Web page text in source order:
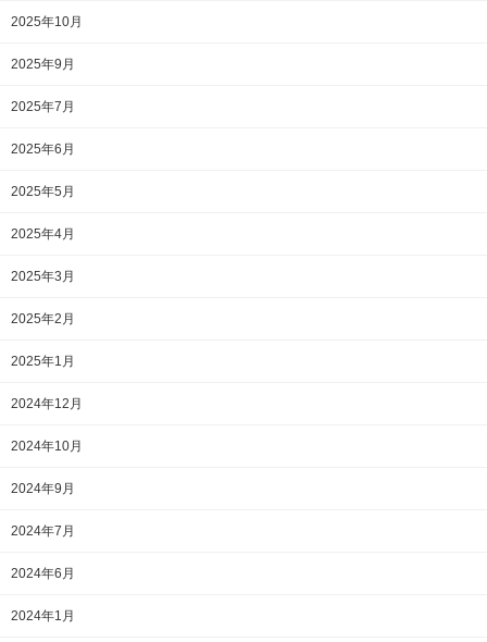
2025年10月
2025年9月
2025年7月
2025年6月
2025年5月
2025年4月
2025年3月
2025年2月
2025年1月
2024年12月
2024年10月
2024年9月
2024年7月
2024年6月
2024年1月